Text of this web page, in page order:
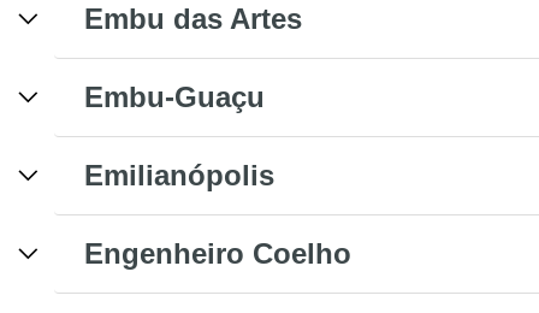
Embu das Artes
Embu-Guaçu
Emilianópolis
Engenheiro Coelho